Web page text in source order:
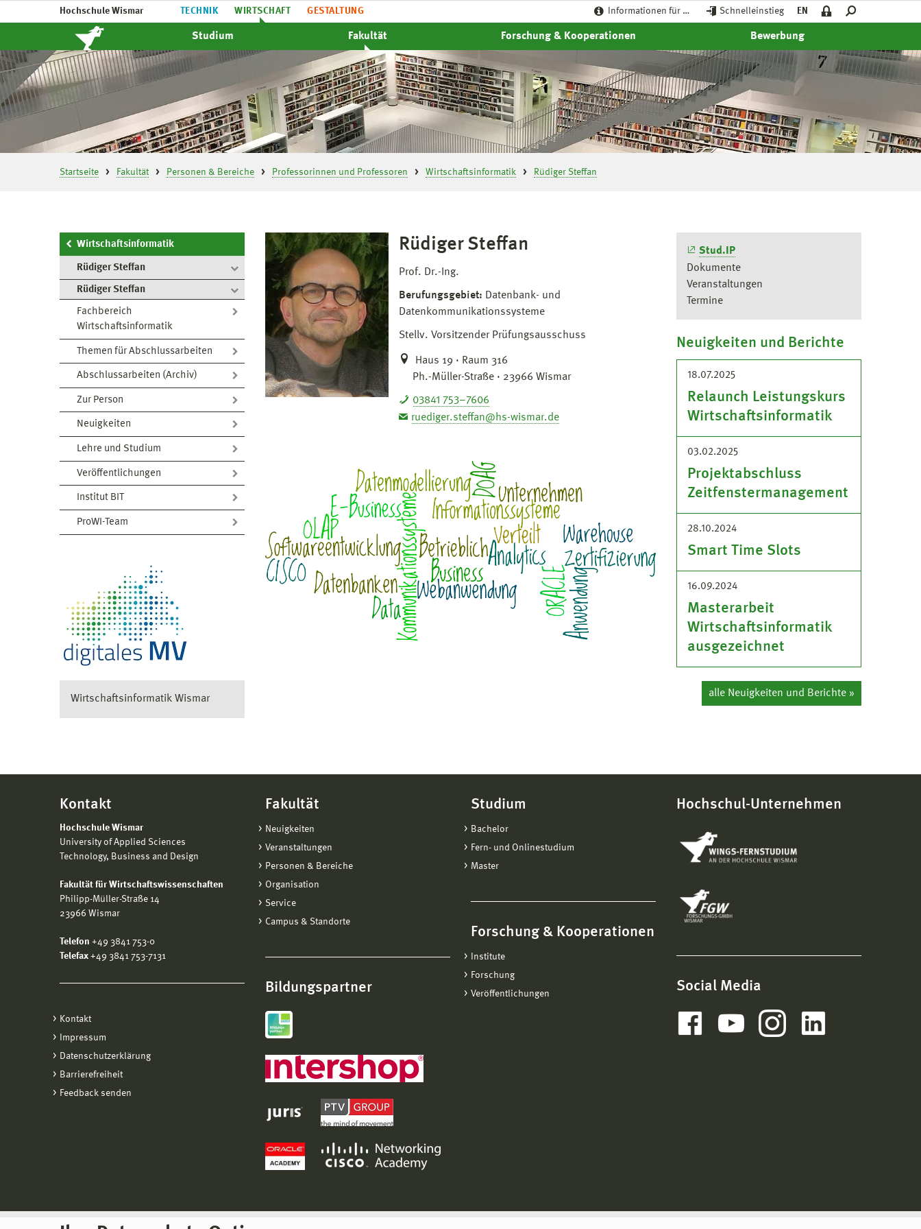
Hochschule Wismar TECHNIK WIRTSCHAFT GESTALTUNG Informationen für … Schnelleinstieg EN
Studium Fakultät Forschung & Kooperationen Bewerbung
Startseite Fakultät Personen & Bereiche Professorinnen und Professoren Wirtschaftsinformatik Rüdiger Steffan
Wirtschaftsinformatik
Rüdiger Steffan
Rüdiger Steffan
Fachbereich
Wirtschaftsinformatik
Themen für Abschlussarbeiten
Abschlussarbeiten (Archiv)
Zur Person
Neuigkeiten
Lehre und Studium
Veröffentlichungen
Institut BIT
ProWI-Team
Wirtschaftsinformatik Wismar
Rüdiger Steffan
Prof. Dr.-Ing.
Berufungsgebiet: Datenbank- und
Datenkommunikationssysteme
Stellv. Vorsitzender Prüfungsausschuss
Haus 19 · Raum 316
Ph.-Müller-Straße · 23966 Wismar
03841 753–7606
ruediger.steffan@hs-wismar.de
Stud.IP
Dokumente
Veranstaltungen
Termine
Neuigkeiten und Berichte
18.07.2025
Relaunch Leistungskurs
Wirtschaftsinformatik
03.02.2025
Projektabschluss
Zeitfenstermanagement
28.10.2024
Smart Time Slots
16.09.2024
Masterarbeit
Wirtschaftsinformatik
ausgezeichnet
alle Neuigkeiten und Berichte »
Kontakt
Hochschule Wismar
University of Applied Sciences
Technology, Business and Design
Fakultät für Wirtschaftswissenschaften
Philipp-Müller-Straße 14
23966 Wismar
Telefon +49 3841 753-0
Telefax +49 3841 753-7131
Kontakt
Impressum
Datenschutzerklärung
Barrierefreiheit
Feedback senden
Fakultät
Neuigkeiten
Veranstaltungen
Personen & Bereiche
Organisation
Service
Campus & Standorte
Bildungspartner
Studium
Bachelor
Fern- und Onlinestudium
Master
Forschung & Kooperationen
Institute
Forschung
Veröffentlichungen
Hochschul-Unternehmen
Social Media